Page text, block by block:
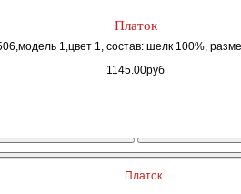
Платок
1,цвет 1, состав: шелк 100%,
1145.00руб